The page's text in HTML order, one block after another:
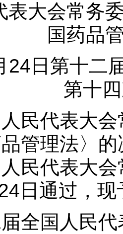
表大会常务
国药品
24日第十二
第十
代表大会
管理法〉
民代表大
日通过，
国人民代